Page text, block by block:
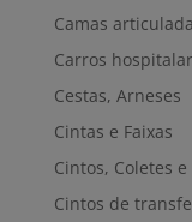
Camas
Carros
Cestas, Arneses
Cintas e Faixas
Cintos, Coletes
Cintos de